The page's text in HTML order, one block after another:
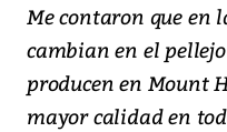
Me contaron que en
cambian en el
producen en Mount
mayor calidad en